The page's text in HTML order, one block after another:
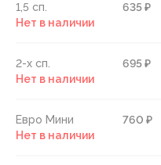
1,5 сп.
635 ₽
Нет в наличии
2-х сп.
695 ₽
Нет в наличии
Евро Мини
760 ₽
Нет в наличии